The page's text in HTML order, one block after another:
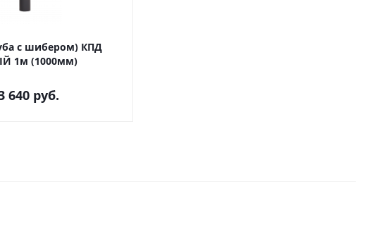
с шибером) КПД
1м (1000мм)
640 руб.